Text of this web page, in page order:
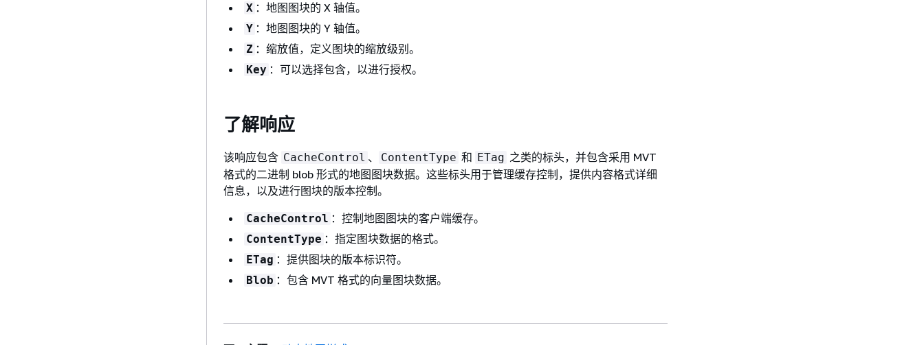
X ：地图图块的 X 轴值。
Y ：地图图块的 Y 轴值。
Z ：缩放值，定义图块的缩放级别。
Key ：可以选择包含，以进行授权。
了解响应
该响应包含 CacheControl 、 ContentType 和 ETag 之类的标头，并包含采用 MVT
格式的二进制 blob 形式的地图图块数据。这些标头用于管理缓存控制，提供内容格式详细
信息，以及进行图块的版本控制。
CacheControl ：控制地图图块的客户端缓存。
ContentType ：指定图块数据的格式。
ETag ：提供图块的版本标识符。
Blob ：包含 MVT 格式的向量图块数据。